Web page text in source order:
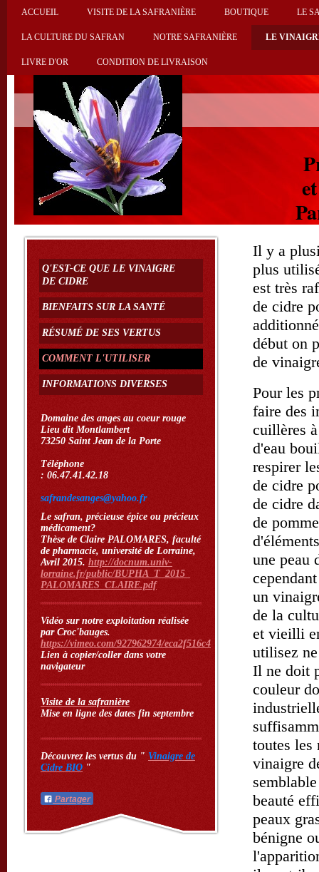
ACCUEIL VISITE DE LA SAFRANIÈRE BOUTIQUE LE
LA CULTURE DU SAFRAN NOTRE SAFRANIÈRE LE
LIVRE D'OR CONDITION DE LIVRAISON
Q'EST-CE QUE LE VINAIGRE
DE CIDRE
BIENFAITS SUR LA SANTÉ
RÉSUMÉ DE SES VERTUS
COMMENT L'UTILISER
INFORMATIONS DIVERSES
Domaine des anges au coeur rouge
Lieu dit Montlambert
73250 Saint Jean de la Porte
Téléphone
: 06.47.41.42.18
safrandesanges@yahoo.fr
Le safran, précieuse épice ou précieux
médicament?
Thèse de Claire PALOMARES, faculté
de pharmacie, université de Lorraine,
Avril 2015. http://docnum.univ-
lorraine.fr/public/BUPHA_T_2015
PALOMARES_CLAIRE.pdf
Vidéo sur notre exploitation réalisée
par Croc'bauges.
https://vimeo.com/927962974/eca2f516c4
Lien à copier/coller dans votre
navigateur
Visite de la safranière
Mise en ligne des dates fin septembre
Découvrez les vertus du " Vinaigre de
Cidre BIO "
Partager
Il y a
plus
est très
de cidre
début on
de
Pour les
faire des
cuillères
d'eau
respirer
de cidre
de cidre
de
une peau
un
de la
et vieilli
utilisez
Il ne doit
couleur
toutes les
vinaigre
beauté
peaux
bénigne